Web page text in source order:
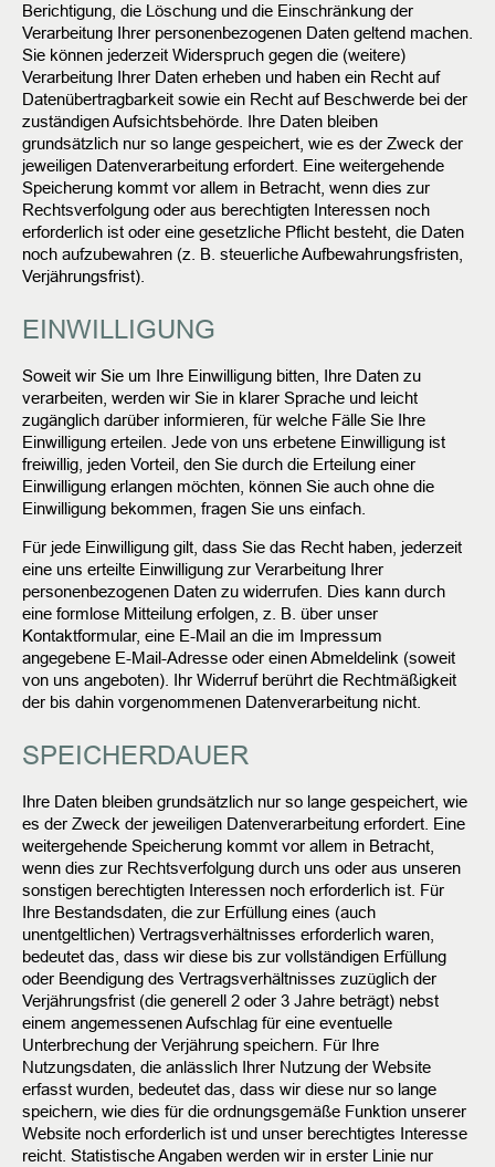
Berichtigung, die Löschung und die Einschränkung der
Verarbeitung Ihrer personenbezogenen Daten geltend machen.
Sie können jederzeit Widerspruch gegen die (weitere)
Verarbeitung Ihrer Daten erheben und haben ein Recht auf
Datenübertragbarkeit sowie ein Recht auf Beschwerde bei der
zuständigen Aufsichtsbehörde. Ihre Daten bleiben
grundsätzlich nur so lange gespeichert, wie es der Zweck der
jeweiligen Datenverarbeitung erfordert. Eine weitergehende
Speicherung kommt vor allem in Betracht, wenn dies zur
Rechtsverfolgung oder aus berechtigten Interessen noch
erforderlich ist oder eine gesetzliche Pflicht besteht, die Daten
noch aufzubewahren (z. B. steuerliche Aufbewahrungsfristen,
Verjährungsfrist).
EINWILLIGUNG
Soweit wir Sie um Ihre Einwilligung bitten, Ihre Daten zu
verarbeiten, werden wir Sie in klarer Sprache und leicht
zugänglich darüber informieren, für welche Fälle Sie Ihre
Einwilligung erteilen. Jede von uns erbetene Einwilligung ist
freiwillig, jeden Vorteil, den Sie durch die Erteilung einer
Einwilligung erlangen möchten, können Sie auch ohne die
Einwilligung bekommen, fragen Sie uns einfach.
Für jede Einwilligung gilt, dass Sie das Recht haben, jederzeit
eine uns erteilte Einwilligung zur Verarbeitung Ihrer
personenbezogenen Daten zu widerrufen. Dies kann durch
eine formlose Mitteilung erfolgen, z. B. über unser
Kontaktformular, eine E-Mail an die im Impressum
angegebene E-Mail-Adresse oder einen Abmeldelink (soweit
von uns angeboten). Ihr Widerruf berührt die Rechtmäßigkeit
der bis dahin vorgenommenen Datenverarbeitung nicht.
SPEICHERDAUER
Ihre Daten bleiben grundsätzlich nur so lange gespeichert, wie
es der Zweck der jeweiligen Datenverarbeitung erfordert. Eine
weitergehende Speicherung kommt vor allem in Betracht,
wenn dies zur Rechtsverfolgung durch uns oder aus unseren
sonstigen berechtigten Interessen noch erforderlich ist. Für
Ihre Bestandsdaten, die zur Erfüllung eines (auch
unentgeltlichen) Vertragsverhältnisses erforderlich waren,
bedeutet das, dass wir diese bis zur vollständigen Erfüllung
oder Beendigung des Vertragsverhältnisses zuzüglich der
Verjährungsfrist (die generell 2 oder 3 Jahre beträgt) nebst
einem angemessenen Aufschlag für eine eventuelle
Unterbrechung der Verjährung speichern. Für Ihre
Nutzungsdaten, die anlässlich Ihrer Nutzung der Website
erfasst wurden, bedeutet das, dass wir diese nur so lange
speichern, wie dies für die ordnungsgemäße Funktion unserer
Website noch erforderlich ist und unser berechtigtes Interesse
reicht. Statistische Angaben werden wir in erster Linie nur